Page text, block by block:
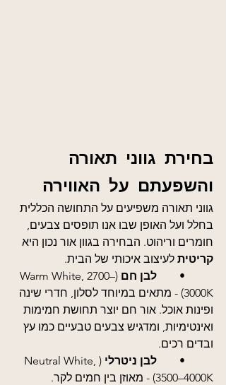
בחירת גווני תאורה
והשפעתם על האווירה
גווני תאורה משפיעים על התחושה הכללית
בחלל ועל האופן שבו אנו תופסים צבעים,
חומרים וריהוט. הבחירה בגוון אור נכון היא
קריטית לעיצוב איכותי של הבית.
לבן חם (Warm White, 2700–
3000K) - מתאים במיוחד לסלון, חדרי שינה
ופינות אוכל. אור חם יוצר תחושת חמימות
ואינטימיות, ומדגיש צבעים טבעיים כמו עץ
ובדים רכים.
לבן ניטרלי
(Neutral White,
3500–4000K) - מאוזן בין חמים לקר.